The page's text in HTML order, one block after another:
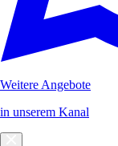
Weitere Angebote
in unserem Kanal